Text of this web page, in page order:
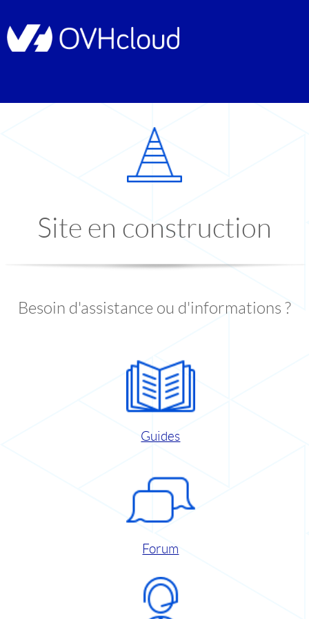
Site en construction
Besoin d'assistance ou d'informations ?
Guides
Forum